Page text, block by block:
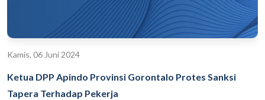
Kamis, 06 Juni 2024
Ketua DPP Apindo Provinsi Gorontalo Protes Sanksi
Tapera Terhadap Pekerja